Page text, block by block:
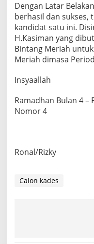
Dengan Latar
berhasil dan sukses,
kandidat satu ini.
H.Kasiman yang
Bintang Meriah
Meriah dimasa
Insyaallah
Ramadhan Bulan 4 –
Nomor 4
Ronal/Rizky
Calon kades